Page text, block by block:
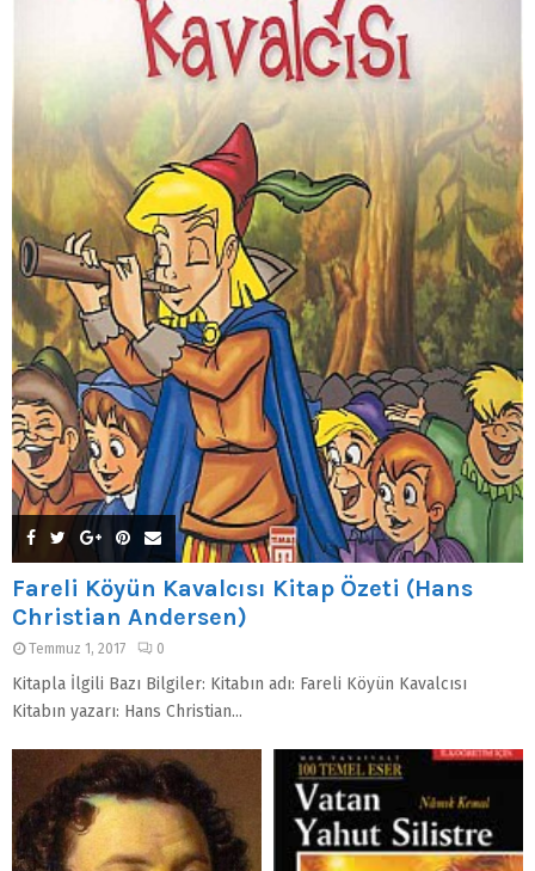
Fareli Köyün Kavalcısı Kitap Özeti (Hans
Christian Andersen)
Temmuz 1, 2017 0
Kitapla İlgili Bazı Bilgiler: Kitabın adı: Fareli Köyün Kavalcısı
Kitabın yazarı: Hans Christian...